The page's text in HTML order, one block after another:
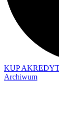
KUP
Archiwum